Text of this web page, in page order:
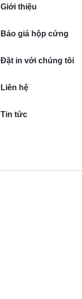
Giới thiệu
Báo giá hộp cứng
Đặt in với chúng tôi
Liên hệ
Tin tức